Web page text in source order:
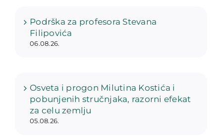
Podrška za profesora Stevana
Filipovića
06.08.26.
Osveta i progon Milutina Kostića i
pobunjenih stručnjaka, razorni efekat
za celu zemlju
05.08.26.